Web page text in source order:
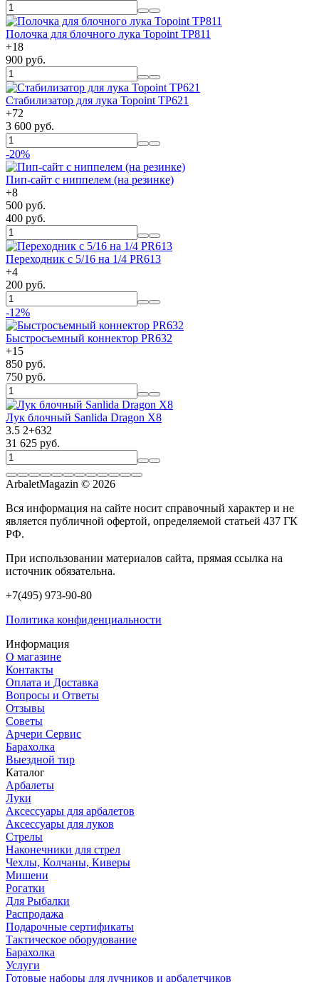
Полочка для блочного лука Topoint TP811
+18
900 руб.
Стабилизатор для лука Topoint TP621
+72
3 600 руб.
-20%
Пип-сайт с ниппелем (на резинке)
+8
500 руб.
400 руб.
Переходник с 5/16 на 1/4 PR613
+4
200 руб.
-12%
Быстросъемный коннектор PR632
+15
850 руб.
750 руб.
Лук блочный Sanlida Dragon X8
3.5 2+632
31 625 руб.
ArbaletMagazin © 2026
Вся информация на сайте носит справочный характер и не
является публичной офертой, определяемой статьей 437 ГК
РФ.
При использовании материалов сайта, прямая ссылка на
источник обязательна.
+7(495) 973-90-80
Политика конфиденциальности
Информация
О магазине
Контакты
Оплата и Доставка
Вопросы и Ответы
Отзывы
Советы
Арчери Сервис
Барахолка
Выездной тир
Каталог
Арбалеты
Луки
Аксессуары для арбалетов
Аксессуары для луков
Стрелы
Наконечники для стрел
Чехлы, Колчаны, Киверы
Мишени
Рогатки
Для Рыбалки
Распродажа
Подарочные сертификаты
Тактическое оборудование
Барахолка
Услуги
Готовые наборы для лучников и арбалетчиков